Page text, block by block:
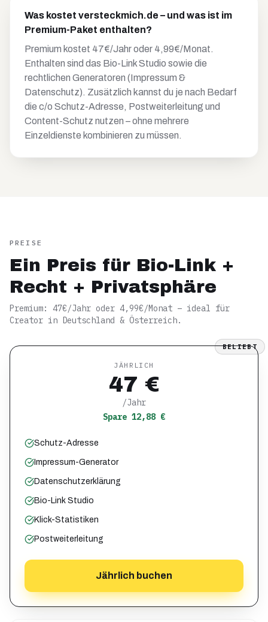
Was kostet versteckmich.de – und was ist im
Premium-Paket enthalten?
Premium kostet 47€/Jahr oder 4,99€/Monat.
Enthalten sind das Bio-Link Studio sowie die
rechtlichen Generatoren (Impressum &
Datenschutz). Zusätzlich kannst du je nach Bedarf
die c/o Schutz-Adresse, Postweiterleitung und
Content-Schutz nutzen – ohne mehrere
Einzeldienste kombinieren zu müssen.
PREISE
Ein Preis für Bio-Link +
Recht + Privatsphäre
Premium: 47€/Jahr oder 4,99€/Monat – ideal für
Creator in Deutschland & Österreich.
BELIEBT
JÄHRLICH
47 €
/Jahr
Spare 12,88 €
Schutz-Adresse
Impressum-Generator
Datenschutzerklärung
Bio-Link Studio
Klick-Statistiken
Postweiterleitung
Jährlich buchen